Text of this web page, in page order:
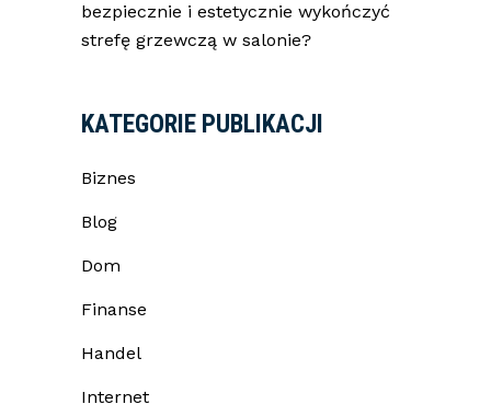
bezpiecznie i estetycznie wykończyć
strefę grzewczą w salonie?
KATEGORIE PUBLIKACJI
Biznes
Blog
Dom
Finanse
Handel
Internet